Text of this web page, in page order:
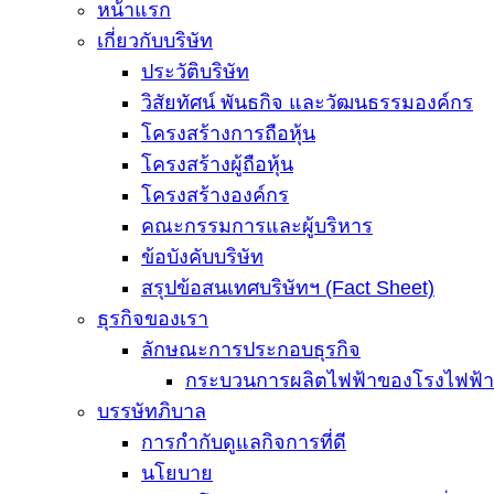
หน้าแรก
เกี่ยวกับบริษัท
ประวัติบริษัท
วิสัยทัศน์ พันธกิจ และวัฒนธรรมองค์กร
โครงสร้างการถือหุ้น
โครงสร้างผู้ถือหุ้น
โครงสร้างองค์กร
คณะกรรมการและผู้บริหาร
ข้อบังคับบริษัท
สรุปข้อสนเทศบริษัทฯ (Fact Sheet)
ธุรกิจของเรา
ลักษณะการประกอบธุรกิจ
กระบวนการผลิตไฟฟ้าของโรงไฟฟ้
บรรษัทภิบาล
การกำกับดูแลกิจการที่ดี
นโยบาย